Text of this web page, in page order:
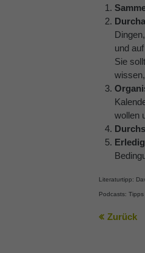
und
Sie
wollen
Literaturtipp:
Podcasts:
Zurück